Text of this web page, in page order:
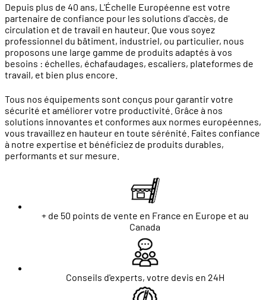
Depuis plus de 40 ans, L'Échelle Européenne est votre
partenaire de confiance pour les solutions d'accès, de
circulation et de travail en hauteur. Que vous soyez
professionnel du bâtiment, industriel, ou particulier, nous
proposons une large gamme de produits adaptés à vos
besoins : échelles, échafaudages, escaliers, plateformes de
travail, et bien plus encore.
Tous nos équipements sont conçus pour garantir votre
sécurité et améliorer votre productivité. Grâce à nos
solutions innovantes et conformes aux normes européennes,
vous travaillez en hauteur en toute sérénité. Faites confiance
à notre expertise et bénéficiez de produits durables,
performants et sur mesure.
+ de 50 points de vente en France en Europe et au
Canada
Conseils d'experts, votre devis en 24H